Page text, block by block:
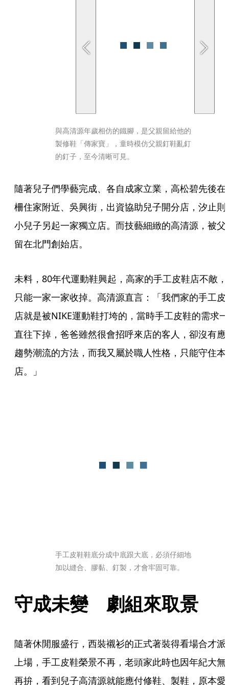
與高清源年歲相仿的鐵腳，是父親留給他的
製修鞋「傳家寶」，童時模仿父親釘鞋亂釘
的釘子，至今清晰可見。
隨著兒子們學藝完成、各自成家立業，高松碧先後在
柵住家附近、吳興街，出資協助兒子開分店，汐止則
小兒子另起一家獨立店。而技藝細緻的高清源，被父
留在北門創始店。
未料，80年代運動鞋興起，高家的手工皮鞋店不敵，
只能一家一家收掉。高清源直言：「我們家的手工皮
店就是被NIKE運動鞋打垮的，當時手工皮鞋的需求一
直往下掉，爸爸雖然很會招呼來店的客人，卻沒有應
趨勢潮流的方法，而我又屬於職人性格，只能守住本
店。」
手工皮鞋鞋底分成中底跟大底，必須仔細地
加以縫合、膠黏、釘製，才會牢固可靠。
守成未變　劇組來取景
隨著休閒服盛行，西裝襯衫的正式著裝得看場合才派
上場，手工皮鞋榮景不再，老頭家此時也因年紀大無
再拚，看到兒子高清源就能應付修鞋、製鞋，原本愛